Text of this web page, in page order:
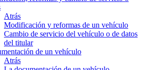
Atrás
Modificación y reformas de un vehículo
Cambio de servicio del vehículo o de datos
del titular
de un vehículo
Atrás